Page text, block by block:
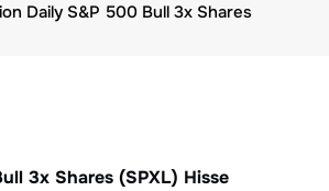
Daily S&P 500 Bull 3x Shares
3x Shares (SPXL) Hisse